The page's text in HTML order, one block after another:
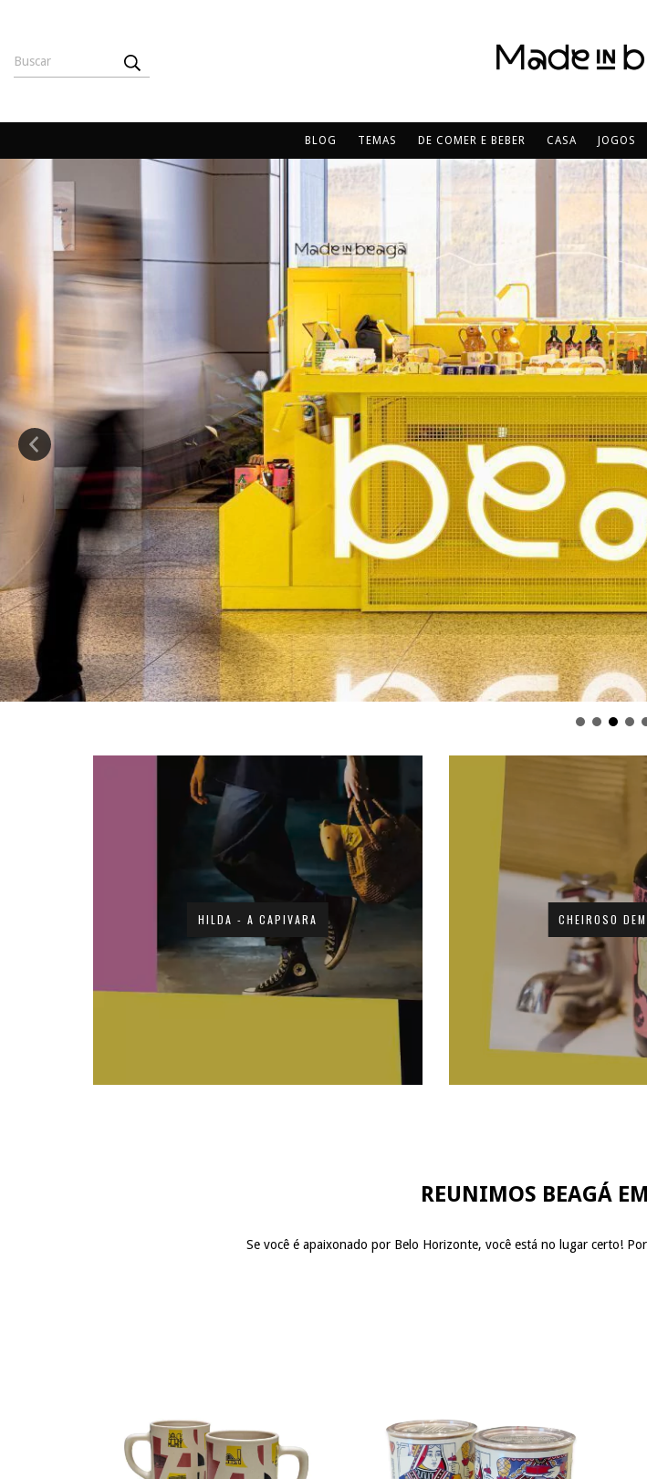
BLOG TEMAS DE COMER E BEBER CASA JOGOS
HILDA - A CAPIVARA CHEIROSO
REUNIMOS BEAGÁ
Se você é apaixonado por Belo Horizonte, você está no lugar certo!